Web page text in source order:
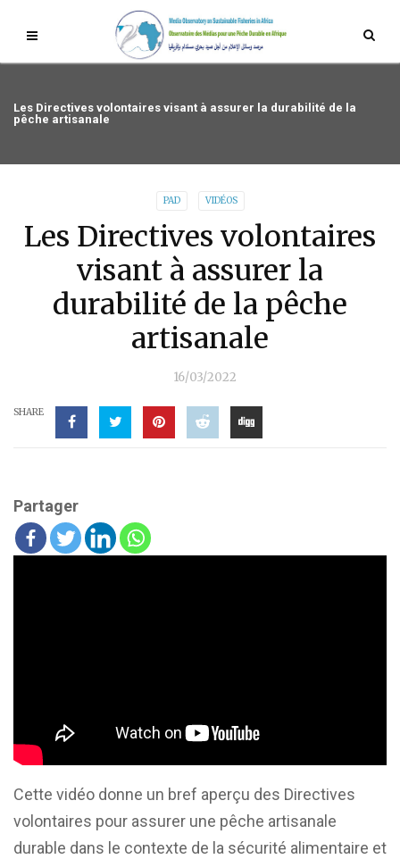
Les Directives volontaires visant à assurer la durabilité de la
pêche artisanale
PAD VIDÉOS
Les Directives volontaires
visant à assurer la
durabilité de la pêche
artisanale
16/03/2022
SHARE
Partager
Cette vidéo donne un bref aperçu des Directives
volontaires pour assurer une pêche artisanale
durable dans le contexte de la sécurité alimentaire et